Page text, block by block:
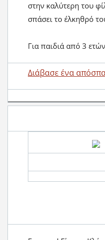
στην καλύτερη του
σπάσει το έλκηθρό
Για παιδιά από 3
Διάβασε ένα